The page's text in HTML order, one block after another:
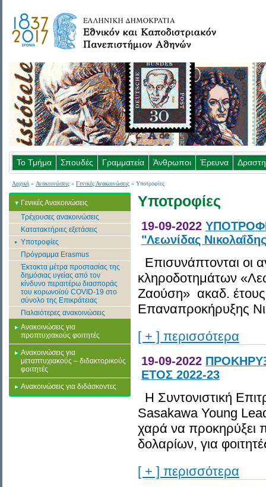
Το Τμήμα Σπουδές Γραμματεία Άνθρωποι Έρευνα
Αρχική » Ανακοινώσεις » Γενικές Ανακοινώσεις » Υποτροφίες
Γενικές Ανακοινώσεις
Τρέχουσες ανακοινώσεις
Κατατακτήριες εξετάσεις
Υποτροφίες
Πρόγραμμα Erasmus
Έκτακτα μέτρα προστασίας της
δημόσιας υγείας από τον
κίνδυνο περαιτέρω διασποράς
του κορωνοϊού COVID-19 στο
σύνολο της Επικράτειας
Παλαιότερες ανακοινώσεις
Ανακοινώσεις για
προπτυχιακούς φοιτητές
Ανακοινώσεις για
μεταπτυχιακούς – διδακτορικούς
φοιτητές
Ανακοινώσεις για διδάσκοντες
Υποτροφίες
19-09-2022
"Λεωνίδας
Επισυνάπτονται οι
κληροδοτημάτων
Ζαούση» ακαδ. έτους
Επαναπροκήρυξης
[ + ] περισσότερα
19-09-2022
ΕΤΟΣ 2022-23
Η Συντονιστική
Sasakawa Young
χαρά να προκηρύξει
δολαρίων, για
[ + ] περισσότερα